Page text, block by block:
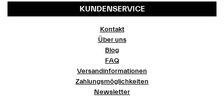
KUNDENSERVICE
Kontakt
Über uns
Blog
FAQ
Versandinformationen
Zahlungsmöglichkeiten
Newsletter